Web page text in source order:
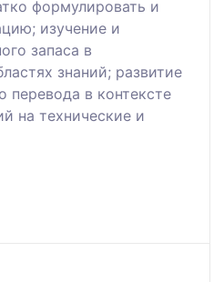
формулировать и
изучение и
запаса в
знаний; развитие
перевода в контексте
на технические и